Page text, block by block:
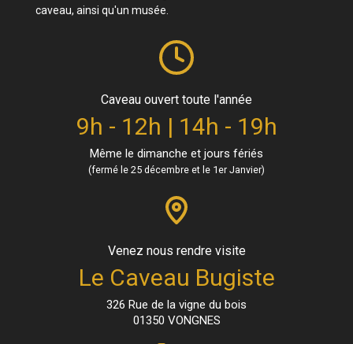
caveau, ainsi qu'un musée.
Caveau ouvert toute l'année
9h - 12h | 14h - 19h
Même le dimanche et jours fériés
(fermé le 25 décembre et le 1er Janvier)
Venez nous rendre visite
Le Caveau Bugiste
326 Rue de la vigne du bois
01350 VONGNES